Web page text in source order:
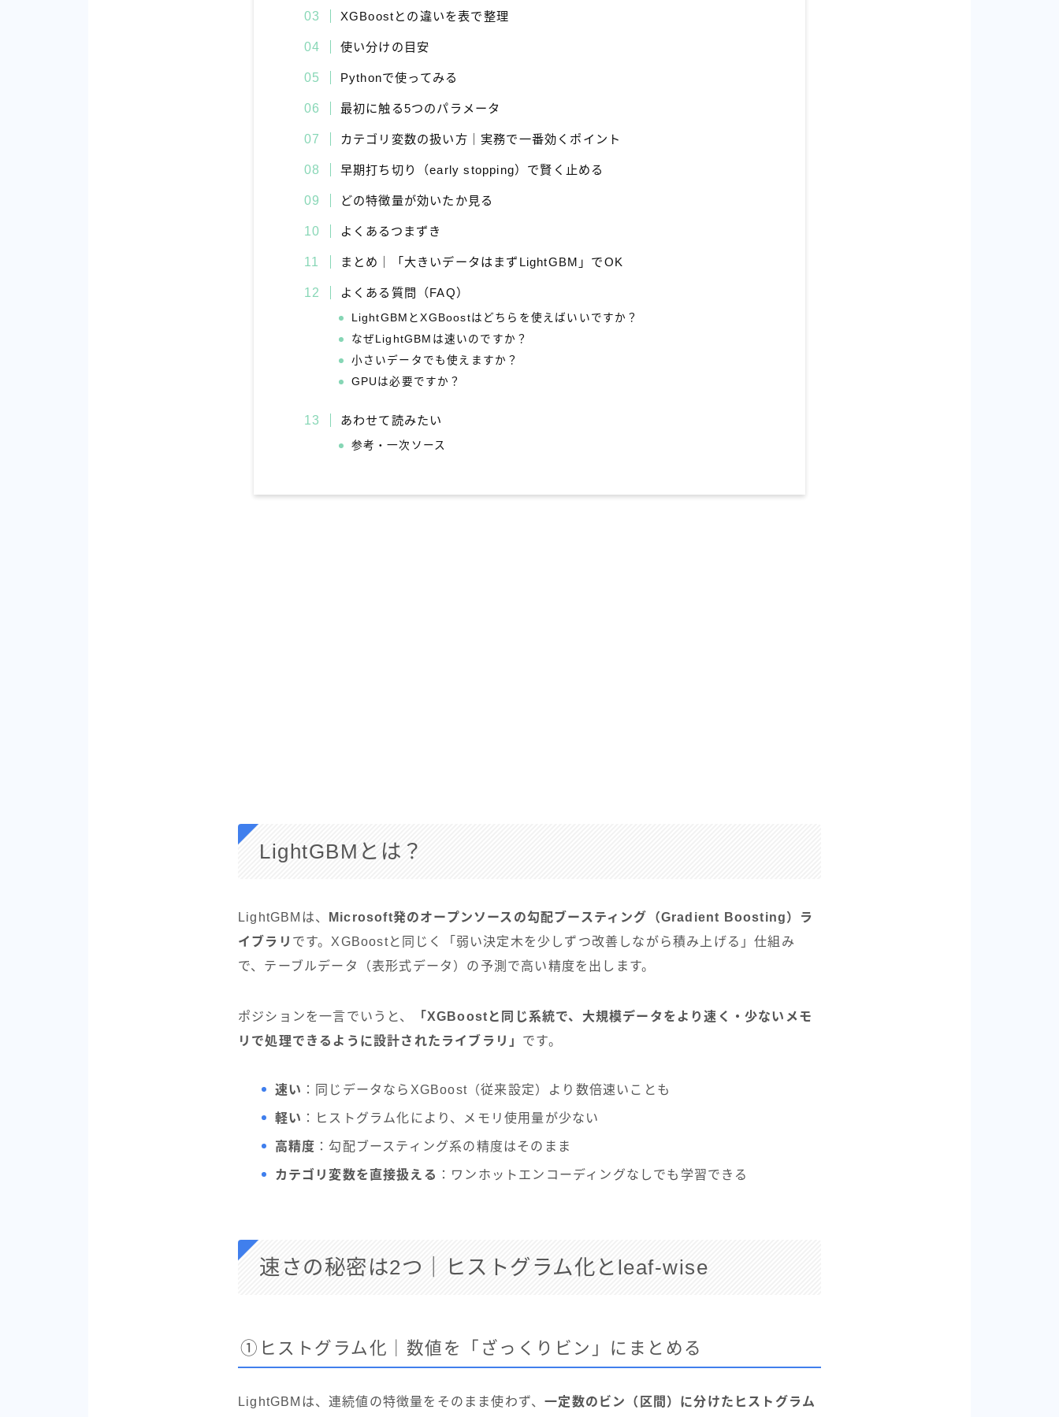
XGBoostとの違いを表で整理
使い分けの目安
Pythonで使ってみる
最初に触る5つのパラメータ
カテゴリ変数の扱い方｜実務で一番効くポイント
早期打ち切り（early stopping）で賢く止める
どの特徴量が効いたか見る
よくあるつまずき
まとめ｜「大きいデータはまずLightGBM」でOK
よくある質問（FAQ）
LightGBMとXGBoostはどちらを使えばいいですか？
なぜLightGBMは速いのですか？
小さいデータでも使えますか？
GPUは必要ですか？
あわせて読みたい
参考・一次ソース
LightGBMとは？
LightGBMは、
Microsoft発のオープンソースの勾配ブースティング（Gradient Boosting）ラ
イブラリ です。XGBoostと同じく「弱い決定木を少しずつ改善しながら積み上げる」仕組み
で、テーブルデータ（表形式データ）の予測で高い精度を出します。
ポジションを一言でいうと、
「XGBoostと同じ系統で、大規模データをより速く・少ないメモ
リで処理できるように設計されたライブラリ」 です。
速い ：同じデータならXGBoost（従来設定）より数倍速いことも
軽い ：ヒストグラム化により、メモリ使用量が少ない
高精度 ：勾配ブースティング系の精度はそのまま
カテゴリ変数を直接扱える ：ワンホットエンコーディングなしでも学習できる
速さの秘密は2つ｜ヒストグラム化とleaf-wise
①ヒストグラム化｜数値を「ざっくりビン」にまとめる
LightGBMは、連続値の特徴量をそのまま使わず、一定数のビン（区間）に分けたヒストグラム